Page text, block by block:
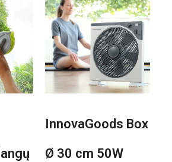
InnovaGoods Box
Ø 30 cm 50W